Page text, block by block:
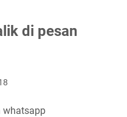
di pesan
whatsapp